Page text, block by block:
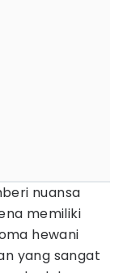
nuansa
memiliki
hewani
yang sangat